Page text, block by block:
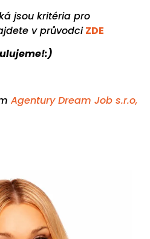
jsou kritéria pro
v průvodci ZDE
Agentury Dream Job s.r.o,